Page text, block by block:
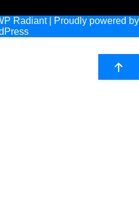
By WP Radiant| Proudly